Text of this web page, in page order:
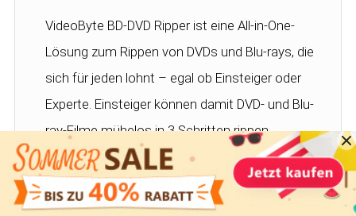
VideoByte BD-DVD Ripper ist eine All-in-One-
Lösung zum Rippen von DVDs und Blu-rays, die
sich für jeden lohnt – egal ob Einsteiger oder
Experte. Einsteiger können damit DVD- und Blu-
ray-Filme mühelos in 3 Schritten rippen,
während Experten das Rippen durch individuelle
Profileinstellungen anpassen können.